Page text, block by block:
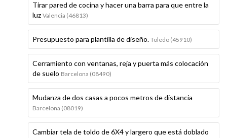
Tirar pared de cocina y hacer una barra para que entre la
luz Valencia (46813)
Presupuesto para plantilla de diseño. Toledo (45910)
Cerramiento con ventanas, reja y puerta más colocación
de suelo Barcelona (08490)
Mudanza de dos casas a pocos metros de distancia
Barcelona (08019)
Cambiar tela de toldo de 6X4 y largero que está doblado